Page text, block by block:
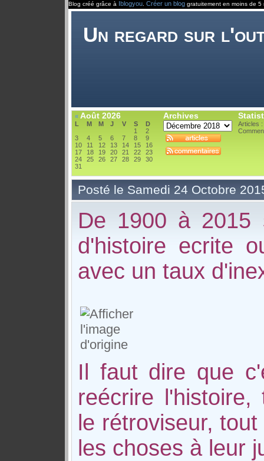
Blog créé grâce à Iblogyou Créer un blog gratuitement en moins de 5
Un regard sur
« Août 2026
L M M J V S
D
1
2
3
4 5 6 7 8
9
10
11 12 13 14 15
16
17
18 19 20 21 22
23
24
25 26 27 28 29
30
31
Archives
Articles :
Posté le Samedi 24 Octobre
De 1900 à 2015
d'histoire ecrite
avec un taux
Il faut dire que
reécrire
le rétroviseur,
les choses à leur